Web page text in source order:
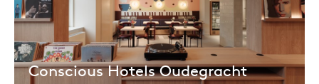
Conscious Hotels Oudegracht